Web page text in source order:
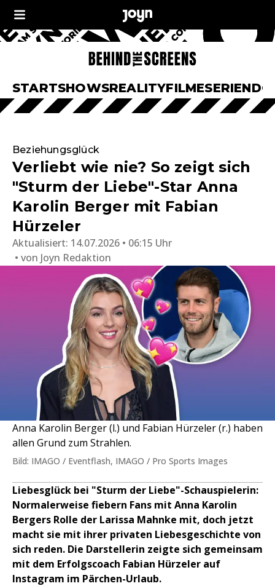
STARTSHOWSREALITYFILMESERIEN
Beziehungsglück
Verliebt wie nie? So zeigt sich
"Sturm der Liebe"-Star Anna
Karolin Berger mit Fabian
Hürzeler
Aktualisiert: 14.07.2026 • 06:15 Uhr
von Joyn Redaktion
Anna Karolin Berger (l.) und Fabian Hürzeler (r.) haben
allen Grund zum Strahlen.
Bild: IMAGO / Eventflash, IMAGO / Pro Sports Images
Liebesglück bei "Sturm der Liebe"-Schauspielerin:
Normalerweise fiebern Fans mit Anna Karolin
Bergers Rolle der Larissa Mahnke mit, doch jetzt
macht sie mit ihrer privaten Liebesgeschichte von
sich reden. Die Darstellerin zeigte sich gemeinsam
mit dem Erfolgscoach Fabian Hürzeler auf
Instagram im Pärchen-Urlaub.